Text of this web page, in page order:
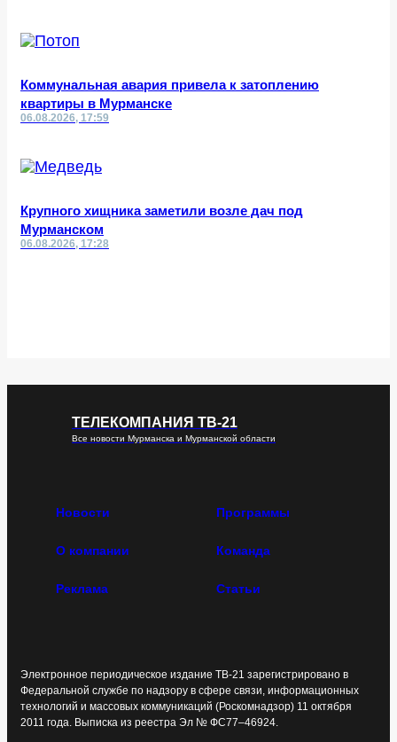
Коммунальная авария привела к затоплению
квартиры в Мурманске
06.08.2026, 17:59
Крупного хищника заметили возле дач под
Мурманском
06.08.2026, 17:28
ТЕЛЕКОМПАНИЯ ТВ-21
Все новости Мурманска и Мурманской области
Новости Программы
О компании Команда
Реклама Статьи
Электронное периодическое издание ТВ-21 зарегистрировано в
Федеральной службе по надзору в сфере связи, информационных
технологий и массовых коммуникаций (Роскомнадзор) 11 октября
2011 года. Выписка из реестра Эл № ФС77–46924.